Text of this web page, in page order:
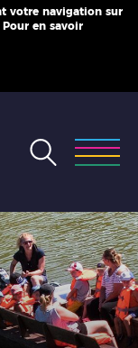
votre navigation sur
en savoir